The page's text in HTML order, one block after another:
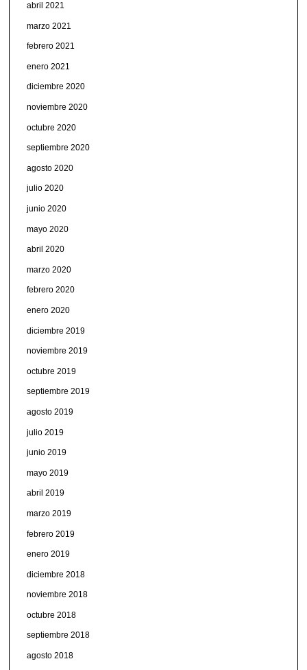
abril 2021
marzo 2021
febrero 2021
enero 2021
diciembre 2020
noviembre 2020
octubre 2020
septiembre 2020
agosto 2020
julio 2020
junio 2020
mayo 2020
abril 2020
marzo 2020
febrero 2020
enero 2020
diciembre 2019
noviembre 2019
octubre 2019
septiembre 2019
agosto 2019
julio 2019
junio 2019
mayo 2019
abril 2019
marzo 2019
febrero 2019
enero 2019
diciembre 2018
noviembre 2018
octubre 2018
septiembre 2018
agosto 2018